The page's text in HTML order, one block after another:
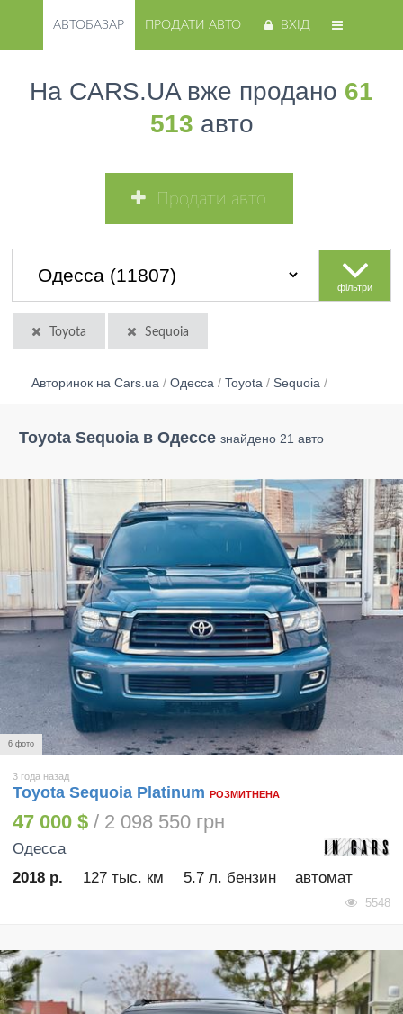
АВТОБАЗАР ПРОДАТИ АВТО ВХІД
На CARS.UA вже продано 61
513 авто
Продати авто
фільтри
Toyota Sequoia
Авторинок на Cars.ua / Одесса / Toyota / Sequoia /
Toyota Sequoia в Одессе знайдено 21 авто
6 фото
3 года назад
Toyota Sequoia Platinum РОЗМИТНЕНА
47 000 $ / 2 098 550 грн
Одесса
2018 р.
127 тыс. км 5.7 л. бензин автомат
5548